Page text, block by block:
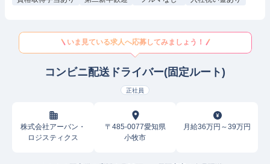
いま見ている求人へ応募してみましょう！
コンビニ配送ドライバー(固定ルート)
正社員
株式会社アーバン・
ロジスティクス
〒485-0077愛知県
小牧市
月給36万円～39万円